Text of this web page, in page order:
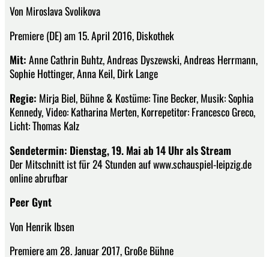
Von Miroslava Svolikova
Premiere (DE) am 15. April 2016, Diskothek
Mit:Anne Cathrin Buhtz, Andreas Dyszewski, Andreas Herrmann,
Sophie Hottinger, Anna Keil, Dirk Lange
Regie: Mirja Biel, Bühne & Kostüme: Tine Becker, Musik: Sophia
Kennedy, Video: Katharina Merten, Korrepetitor: Francesco Greco,
Licht: Thomas Kalz
Sendetermin: Dienstag, 19. Mai ab 14 Uhr als Stream
Der Mitschnitt ist für 24 Stunden auf www.schauspiel-leipzig.de
online abrufbar
Peer Gynt
Von Henrik Ibsen
Premiere am 28. Januar 2017, Große Bühne